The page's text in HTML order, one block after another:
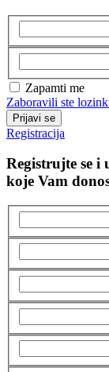
Zapamti me
Zaboravili ste
Prijavi se
Registracija
Registrujte se i
koje Vam